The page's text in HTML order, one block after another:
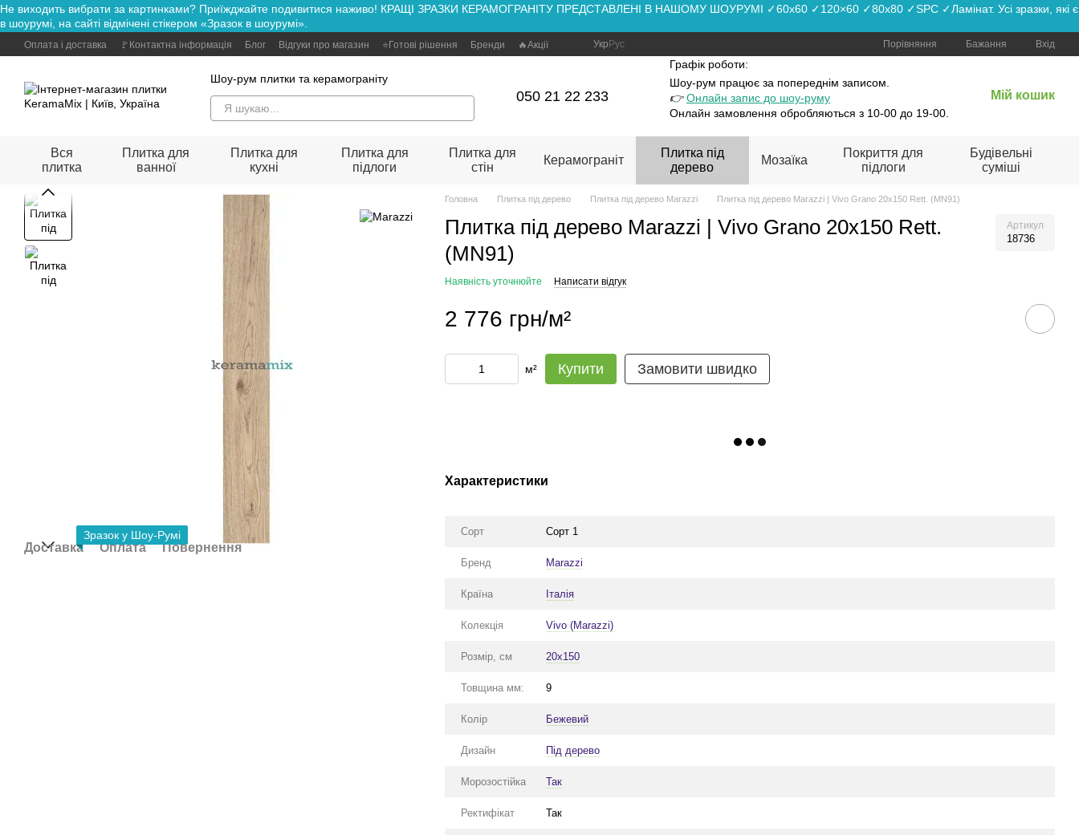
Перейти до основного контенту
Не виходить вибрати за картинками? Приїжджайте подивитися наживо! КРАЩІ ЗРАЗКИ КЕРАМОГРАНІТУ ПРЕДСТАВЛЕНІ В НАШОМУ ШОУРУМІ ✓60x60 ✓120×60 ✓80x80 ✓SPC ✓Ламінат. Усі зразки, які є
в шоурумі, на сайті відмічені стікером «Зразок в шоурумі».
Оплата і доставка 🚩Контактна інформація Блог Відгуки про магазин ⭐Готові рішення Бренди 🔥Акції Укр Рус Порівняння Бажання Вхід
Шоу-рум плитки та керамограніту
050 21 22 233
Графік роботи:
Шоу-рум працюєза попереднім записом.
👉Онлайн запис до шоу-руму
Онлайн замовлення обробляються з 10-00 до 19-00.
Мій кошик
Вся
плитка
Плитка для
ванної
Плитка для
кухні
Плитка для
підлоги
Плитка для
стін
Керамограніт
Плитка під
дерево
Мозаїка
Покриття для
підлоги
Будівельні
суміші
Зразок у Шоу-Румі
Доставка Оплата Повернення
Головна Плитка під дерево Плитка під дерево Marazzi Плитка під дерево Marazzi | Vivo Grano 20х150 Rett. (MN91)
Плитка під дерево Marazzi | Vivo Grano 20х150 Rett.
(MN91)
Артикул
18736
Наявність уточнюйте Написати відгук
2 776 грн/м²
м² Купити Замовити швидко
Характеристики
Сорт Сорт 1
Бренд Marazzi
Країна Італія
Колекція Vivo (Marazzi)
Розмір, см 20x150
Товщина мм: 9
Колір Бежевий
Дизайн Під дерево
Морозостійка Так
Ректифікат Так